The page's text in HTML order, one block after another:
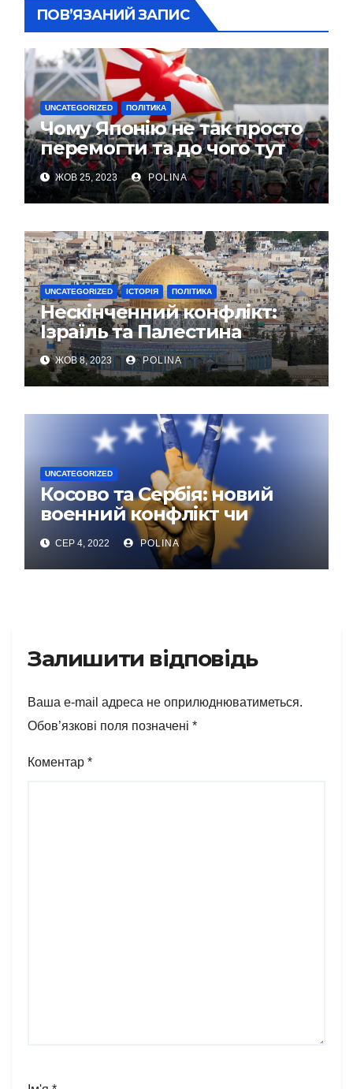
ПОВ’ЯЗАНИЙ ЗАПИС
UNCATEGORIZED ПОЛІТИКА
Чому Японію не так просто
перемогти та до чого тут
США?
ЖОВ 25, 2023 POLINA
UNCATEGORIZED ІСТОРІЯ ПОЛІТИКА
Нескінченний конфлікт:
Ізраїль та Палестина
ЖОВ 8, 2023 POLINA
UNCATEGORIZED
Косово та Сербія: новий
военний конфлікт чи
черговий інформаційний
привід?
СЕР 4, 2022 POLINA
Залишити відповідь
Ваша e-mail адреса не оприлюднюватиметься.
Обов’язкові поля позначені *
Коментар *